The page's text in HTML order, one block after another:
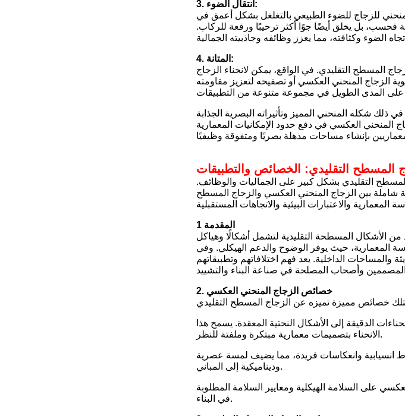
3. انتقال الضوء:
للزجاج للضوء الطبيعي بالتغلغل بشكل أعمق في
فحسب، بل يخلق أيضًا جوًا أكثر ترحيبًا ورفعة للركاب.
4. المتانة:
المسطح التقليدي. في الواقع، يمكن لانحناء الزجاج
الزجاج المنحني العكسي أو تصفيحه لتعزيز مقاومته
ذلك شكله المنحني المميز وتأثيراته البصرية الجذابة
المنحني العكسي في دفع حدود الإمكانيات المعمارية
المسطح التقليدي: الخصائص والتطبيقات
المسطح التقليدي بشكل كبير على الجماليات والوظائف.
شاملة بين الزجاج المنحني العكسي والزجاج المسطح
1 المقدمة
من الأشكال المسطحة التقليدية لتشمل أشكالًا وهياكل
المعمارية، حيث يوفر الوضوح والدعم الهيكلي. وفي
والمساحات الداخلية. يعد فهم اختلافاتهم وتطبيقاتهم
2. خصائص الزجاج المنحني العكسي
الدقيقة إلى الأشكال النحتية المعقدة. يسمح هذا
الانحناء بتصميمات معمارية مبتكرة وملفتة للنظر.
انسيابية وانعكاسات فريدة، مما يضيف لمسة عصرية
وديناميكية إلى المباني.
على السلامة الهيكلية ومعايير السلامة المطلوبة
في البناء.